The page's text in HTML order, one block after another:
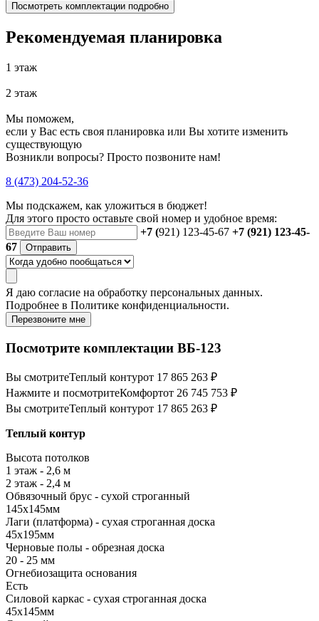
Посмотреть комплектации подробно
Рекомендуемая планировка
1 этаж
2 этаж
Мы поможем,
если у Вас есть своя планировка или Вы хотите изменить
существующую
Возникли вопросы? Просто позвоните нам!
8 (473) 204-52-36
Мы подскажем, как уложиться в бюджет!
Для этого просто оставьте свой номер и удобное время:
+7 (921) 123-45-67 +7 (921) 123-45-
67
Отправить
Я даю согласие на обработку персональных данных.
Подробнее в Политике конфиденциальности.
Перезвоните мне
Посмотрите комплектации ВБ-123
Вы смотритеТеплый контурот 17 865 263 ₽
Нажмите и посмотритеКомфортот 26 745 753 ₽
Вы смотритеТеплый контурот 17 865 263 ₽
Теплый контур
Высота потолков
1 этаж - 2,6 м
2 этаж - 2,4 м
Обвязочный брус - сухой строганный
145х145мм
Лаги (платформа) - сухая строганная доска
45х195мм
Черновые полы - обрезная доска
20 - 25 мм
Огнебиозащита основания
Есть
Силовой каркас - сухая строганная доска
45х145мм